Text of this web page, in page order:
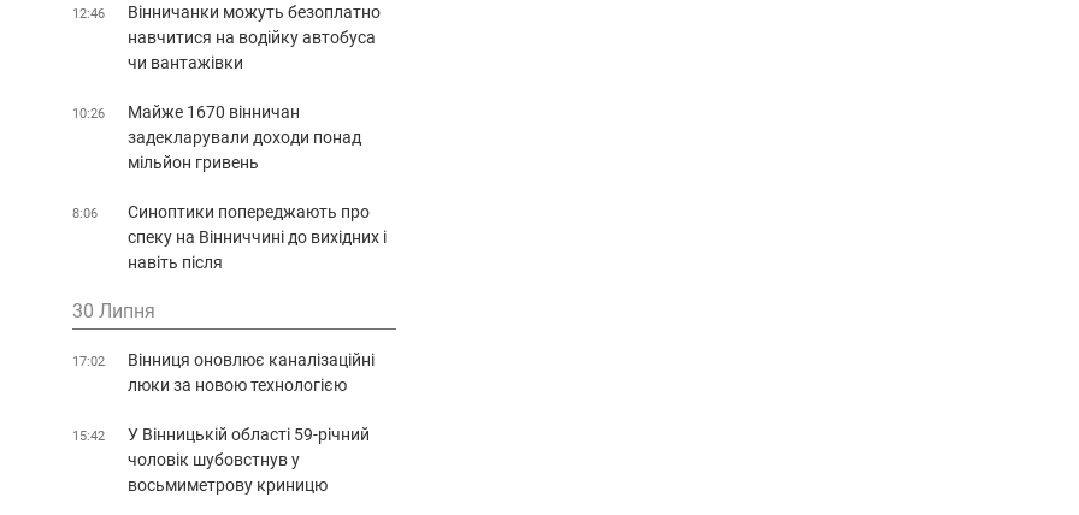
12:46
Вінничанки можуть безоплатно
навчитися на водійку автобуса
чи вантажівки
10:26
Майже 1670 вінничан
задекларували доходи понад
мільйон гривень
8:06
Синоптики попереджають про
спеку на Вінниччині до вихідних і
навіть після
30 Липня
17:02
Вінниця оновлює каналізаційні
люки за новою технологією
15:42
У Вінницькій області 59-річний
чоловік шубовстнув у
восьмиметрову криницю